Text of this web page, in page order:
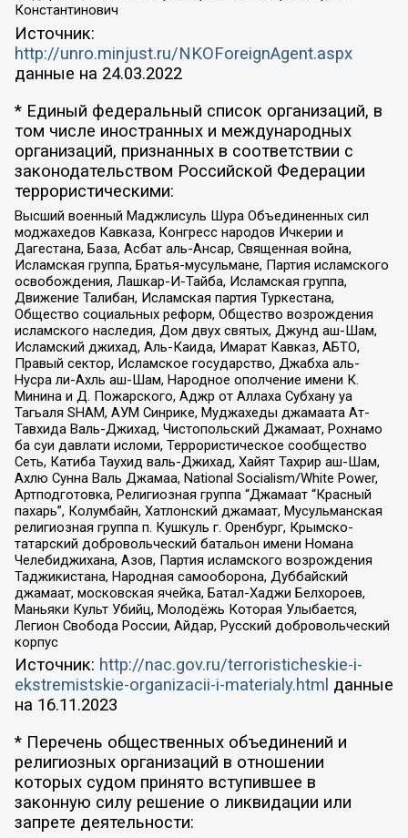
Константинович
Источник:
http://unro.minjust.ru/NKOForeignAgent.aspx
данные на 24.03.2022
* Единый федеральный список организаций, в
том числе иностранных и международных
организаций, признанных в соответствии с
законодательством Российской Федерации
террористическими:
Высший военный Маджлисуль Шура Объединенных сил
моджахедов Кавказа, Конгресс народов Ичкерии и
Дагестана, База, Асбат аль-Ансар, Священная война,
Исламская группа, Братья-мусульмане, Партия исламского
освобождения, Лашкар-И-Тайба, Исламская группа,
Движение Талибан, Исламская партия Туркестана,
Общество социальных реформ, Общество возрождения
исламского наследия, Дом двух святых, Джунд аш-Шам,
Исламский джихад, Аль-Каида, Имарат Кавказ, АБТО,
Правый сектор, Исламское государство, Джабха аль-
Нусра ли-Ахль аш-Шам, Народное ополчение имени К.
Минина и Д. Пожарского, Аджр от Аллаха Субхану уа
Тагьаля SHAM, АУМ Синрике, Муджахеды джамаата Ат-
Тавхида Валь-Джихад, Чистопольский Джамаат, Рохнамо
ба суи давлати исломи, Террористическое сообщество
Сеть, Катиба Таухид валь-Джихад, Хайят Тахрир аш-Шам,
Ахлю Сунна Валь Джамаа, National Socialism/White Power,
Артподготовка, Религиозная группа “Джамаат “Красный
пахарь”, Колумбайн, Хатлонский джамаат, Мусульманская
религиозная группа п. Кушкуль г. Оренбург, Крымско-
татарский добровольческий батальон имени Номана
Челебиджихана, Азов, Партия исламского возрождения
Таджикистана, Народная самооборона, Дуббайский
джамаат, московская ячейка, Батал-Хаджи Белхороев,
Маньяки Культ Убийц, Молодёжь Которая Улыбается,
Легион Свобода России, Айдар, Русский добровольческий
корпус
Источник: http://nac.gov.ru/terroristicheskie-i-
ekstremistskie-organizacii-i-materialy.html данные
на 16.11.2023
* Перечень общественных объединений и
религиозных организаций в отношении
которых судом принято вступившее в
законную силу решение о ликвидации или
запрете деятельности: